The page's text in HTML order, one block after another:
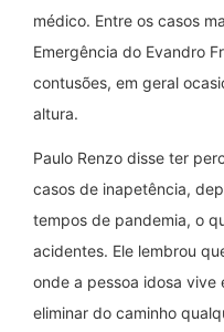
médico. Entre os casos
Emergência do Evandro
contusões, em geral
altura.
Paulo Renzo disse ter
casos de inapetência,
tempos de pandemia, o
acidentes. Ele lembrou
onde a pessoa idosa
eliminar do caminho